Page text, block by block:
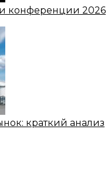
конференции 2026
краткий анализ